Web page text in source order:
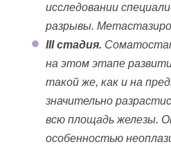
исследовании
разрывы.
III стадия.
на этом этапе
такой же, как и на
значительно
всю площадь железы.
особенностью